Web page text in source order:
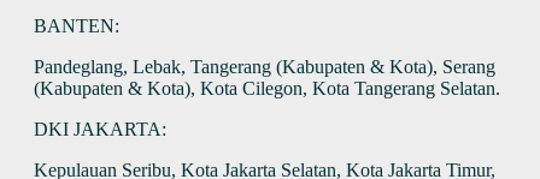
BANTEN:
Pandeglang, Lebak, Tangerang (Kabupaten & Kota), Serang
(Kabupaten & Kota), Kota Cilegon, Kota Tangerang Selatan.
DKI JAKARTA:
Kepulauan Seribu, Kota Jakarta Selatan, Kota Jakarta Timur,